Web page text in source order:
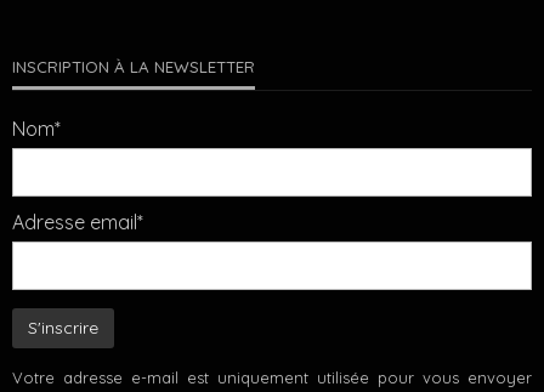
INSCRIPTION À LA NEWSLETTER
Nom*
Adresse email*
Votre adresse e-mail est uniquement utilisée pour vous envoyer